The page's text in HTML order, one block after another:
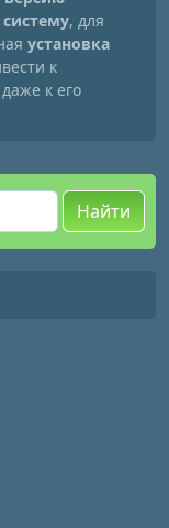
, для
установка
к
к его
Найти